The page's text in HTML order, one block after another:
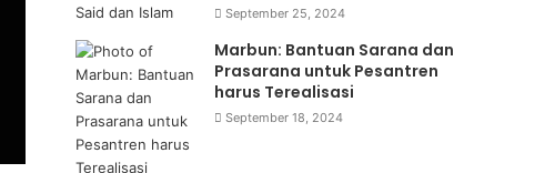
September 25, 2024
Marbun: Bantuan Sarana dan
Prasarana untuk Pesantren
harus Terealisasi
September 18, 2024